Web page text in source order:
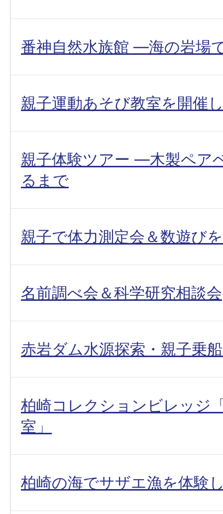
番神自然水族館 ―海の岩場
親子運動あそび教室を開催
親子体験ツアー ―木製ペア
るまで
親子で体力測定会＆数遊び
名前調べ会＆科学研究相談会
赤岩ダム水源探索・親子乗
柏崎コレクションビレッジ
室」
柏崎の海でサザエ漁を体験